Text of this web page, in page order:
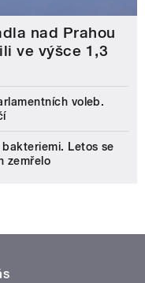
nad Prahou
ve výšce 1,3
voleb.
Letos se
zemřelo